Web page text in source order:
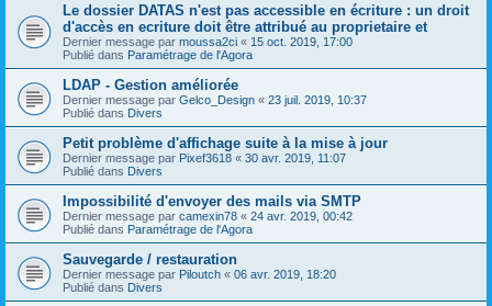
Le dossier DATAS n'est pas accessible en écriture : un droit
d'accès en ecriture doit être attribué au proprietaire et
Dernier message par moussa2ci « 15 oct. 2019, 17:00
Publié dans Paramétrage de l'Agora
LDAP - Gestion améliorée
Dernier message par Gelco_Design « 23 juil. 2019, 10:37
Publié dans Divers
Petit problème d'affichage suite à la mise à jour
Dernier message par Pixef3618 « 30 avr. 2019, 11:07
Publié dans Divers
Impossibilité d'envoyer des mails via SMTP
Dernier message par camexin78 « 24 avr. 2019, 00:42
Publié dans Paramétrage de l'Agora
Sauvegarde / restauration
Dernier message par Piloutch « 06 avr. 2019, 18:20
Publié dans Divers